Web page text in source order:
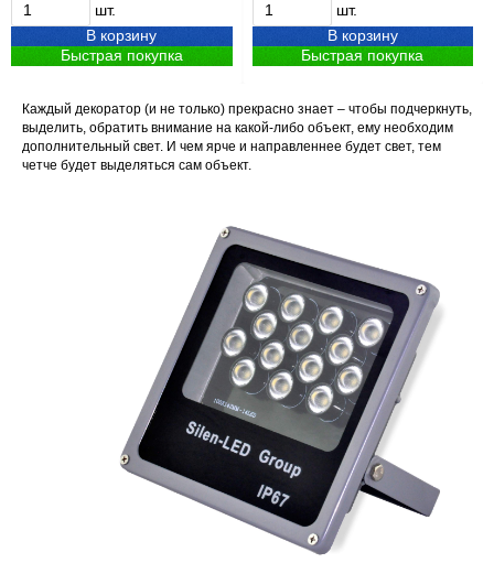
шт.
В корзину
Быстрая покупка
шт.
В корзину
Быстрая покупка
Каждый декоратор (и не только) прекрасно знает – чтобы подчеркнуть,
выделить, обратить внимание на какой-либо объект, ему необходим
дополнительный свет. И чем ярче и направленнее будет свет, тем
четче будет выделяться сам объект.